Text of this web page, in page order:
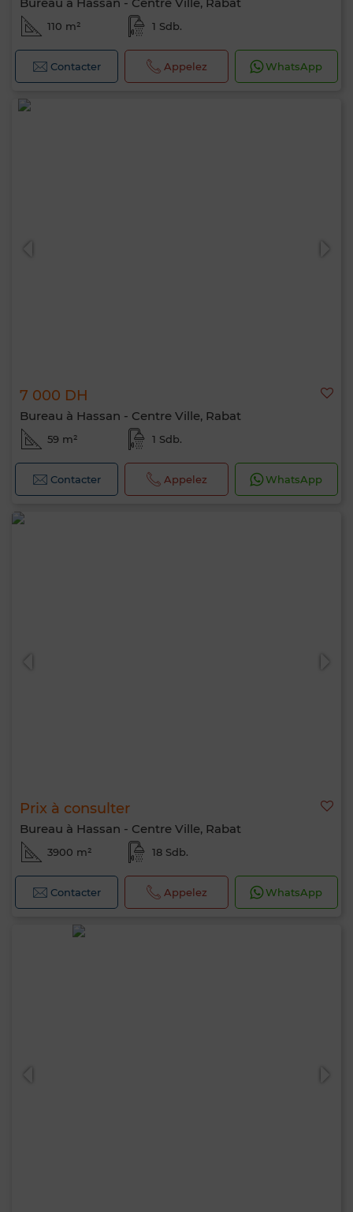
110 m² 1 Sdb.
Contacter Appelez WhatsApp
7 000 DH
Bureau à Hassan - Centre Ville, Rabat
59 m² 1 Sdb.
Contacter Appelez WhatsApp
Prix à consulter
Bureau à Hassan - Centre Ville, Rabat
3900 m² 18 Sdb.
Contacter Appelez WhatsApp